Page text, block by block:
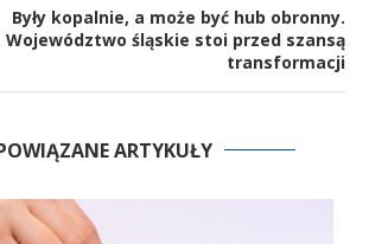
Były kopalnie, a może być hub obronny.
Województwo śląskie stoi przed szansą
transformacji
ARTYKUŁY